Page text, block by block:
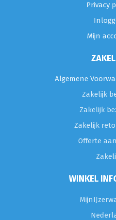
Privacy
Mijn
Algemene
Zakelijk
Zakelijk
Zakelijk
Offerte
WINKEL